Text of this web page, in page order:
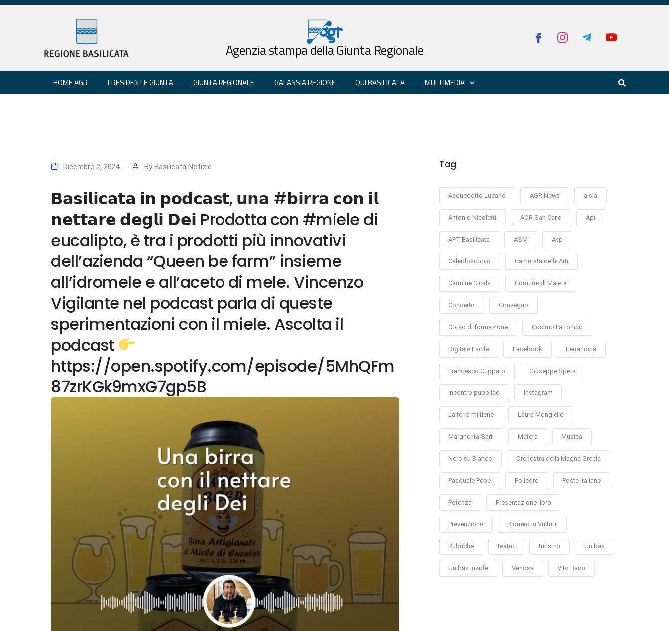
Agenzia stampa della Giunta Regionale
HOME AGR PRESIDENTE GIUNTA GIUNTA REGIONALE GALASSIA REGIONE QUI BASILICATA MULTIMEDIA
Dicembre 2, 2024 By Basilicata Notizie
𝗕𝗮𝘀𝗶𝗹𝗶𝗰𝗮𝘁𝗮 𝗶𝗻 𝗽𝗼𝗱𝗰𝗮𝘀𝘁, 𝘂𝗻𝗮 #𝗯𝗶𝗿𝗿𝗮 𝗰𝗼𝗻 𝗶𝗹
𝗻𝗲𝘁𝘁𝗮𝗿𝗲 𝗱𝗲𝗴𝗹𝗶 𝗗𝗲𝗶 Prodotta con #miele di
eucalipto, è tra i prodotti più innovativi
dell’azienda “Queen be farm” insieme
all’idromele e all’aceto di mele. Vincenzo
Vigilante nel podcast parla di queste
sperimentazioni con il miele. Ascolta il
podcast
https://open.spotify.com/episode/5MhQFm
87zrKGk9mxG7gp5B
Tag
Acquedotto Lucano AGR News alsia
Antonio Nicoletti AOR San Carlo Apt
APT Basilicata ASM Asp
Caleidoscopio Camerata delle Arti
Carmine Cicala Comune di Matera
Concerto Convegno
Corso di formazione Cosimo Latronico
Digitale Facile Facebook Ferrandina
Francesco Cupparo Giuseppe Spera
Incontro pubblico Instagram
La terra mi tiene Laura Mongiello
Margherita Sarli Matera Musica
Nero su Bianco Orchestra della Magna Grecia
Pasquale Pepe Policoro Poste Italiane
Potenza Presentazione libro
Prevenzione Rionero in Vulture
Rubriche teatro turismo Unibas
Unibas Inside Venosa Vito Bardi